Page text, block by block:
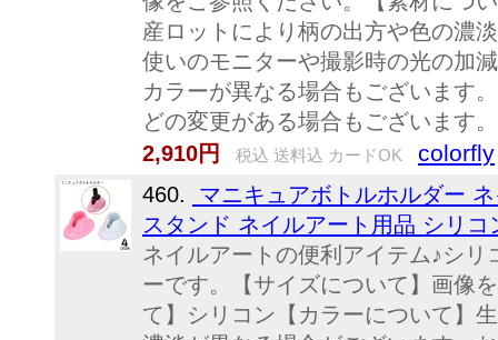
産ロットにより柄の出方や色の濃
使いのモニターや撮影時の光の加
カラーが異なる場合もございます
どの変更がある場合もございます。
2,910円
税込 送料込 カードOK colorfly
460.
マニキュアボトルホルダー
スタンド ネイルアート用品 シリ
ネイルアートの便利アイテム♪シ
ーです。【サイズについて】画像
て】シリコン【カラーについて】